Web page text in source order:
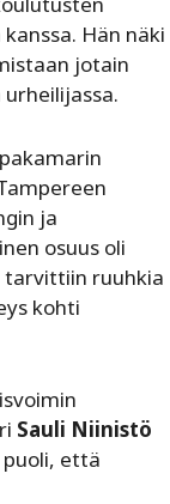
Hän näki
jotain
ja
osuus oli
tarvittiin ruuhkia
kohti
Sauli Niinistö
että